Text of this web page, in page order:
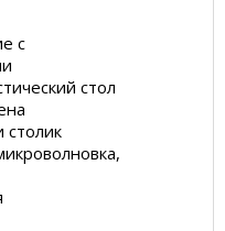
с
стол
столик